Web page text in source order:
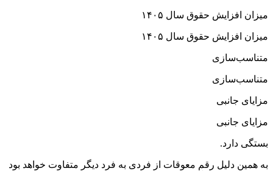
میزان افزایش حقوق سال ۱۴۰۵
میزان افزایش حقوق سال ۱۴۰۵
متناسب‌سازی
متناسب‌سازی
مزایای جانبی
مزایای جانبی
بستگی دارد.
به همین دلیل رقم معوقات از فردی به فرد دیگر متفاوت خواهد بود